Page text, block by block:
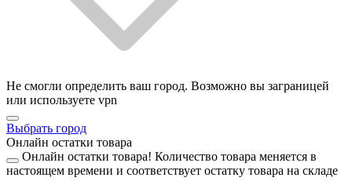
Не смогли определить ваш город. Возможно вы заграницей
или используете vpn
Выбрать город
Онлайн остатки товара
Онлайн остатки товара! Количество товара меняется в
настоящем времени и соответствует остатку товара на складе